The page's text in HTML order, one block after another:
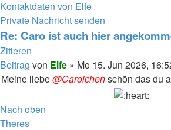
Kontaktdaten von Elfe
Private Nachricht senden
Re: Caro ist auch hier
Zitieren
Beitrag von Elfe » Mo 15. Jun 2026,
Meine liebe@Carolchenschön das du
Nach oben
Theres